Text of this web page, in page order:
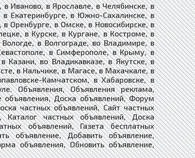
Иваново, в Ярославле, в Челябинске, в
Екатеринбурге, в Южно-Сахалинске, в
Оренбурге, в Омске, в Новосибирске, в
в Курске, в Кургане, в Костроме, в
в Волгограде, во Владимире, в
в Симферополе, в Крыму, в
во Владикавказе, в Якутске, в
в Нальчике, в Магасе, в Махачкале, в
Камчатском, в Хабаровске, в
Объявления, Объявления реклама,
объявления, Доска объявлений, Форум
частных объявлений, Сайт частных
Каталог частных объявлений, Доска
объявлений, Газета бесплатных
объявление, Добавить объявление,
объявления, Обновить объявление,